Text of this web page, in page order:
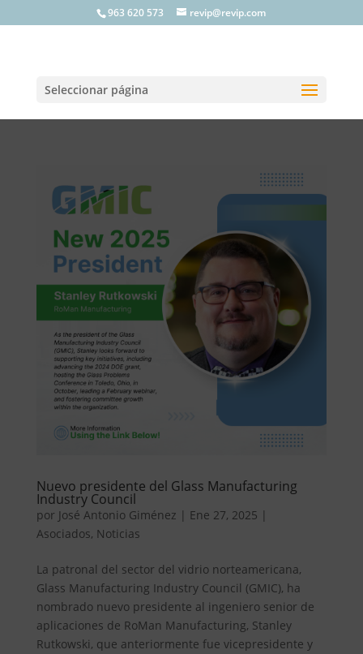
963 620 573 revip@revip.com
Seleccionar página
Nuevo presidente del Glass Manufacturing
Industry Council
por José Antonio Giménez | Ene 27, 2025 |
Asociados, Noticias
La patronal del sector del vidrio norteamericana,
Glass Manufacturing Industry Council (GMIC), ha
nombrado nuevo presidente al ingeniero senior de
aplicaciones de RoMan Manufacturing, Stanley
Rutkowski, que anteriormente fue vicepresidente y